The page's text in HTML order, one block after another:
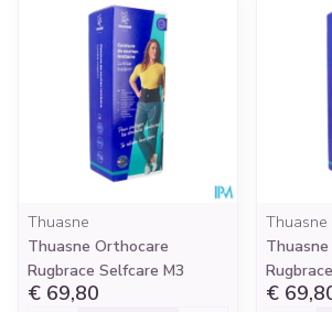
Thuasne
Thuasne Orthocare
Rugbrace Selfcare M3
€ 69,80
Thuasne
€